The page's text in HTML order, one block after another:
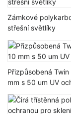
Zámkové
střešní světlíky
Přizpůsobená
mm s 50 um UV